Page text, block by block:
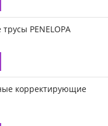
PENELOPA
корректирующие